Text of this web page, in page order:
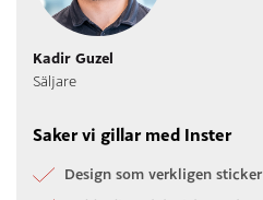
Kadir Guzel
Säljare
Saker vi gillar med Inster
Design som verkligen